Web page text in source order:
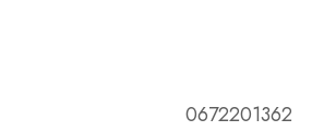
0672201362